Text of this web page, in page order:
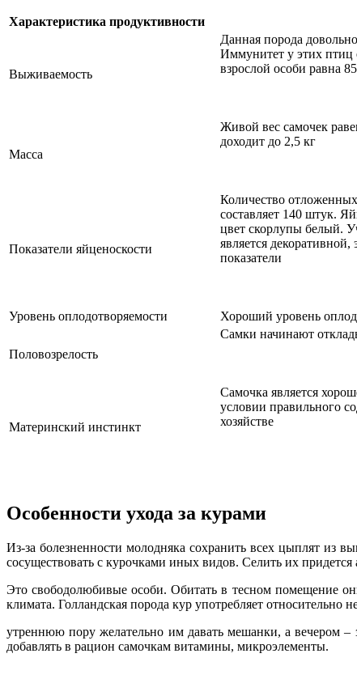
Характеристика продуктивности
Выживаемость
Данная порода
Иммунитет у этих птиц
взрослой особи равна
Масса
Живой вес самочек
доходит до 2,5 кг
Показатели яйценоскости
Количество
составляет 140 штук.
цвет скорлупы белый.
является декоративной,
показатели
Уровень оплодотворяемости Хороший уровень
Половозрелость
Самки начинают
Материнский инстинкт
Самочка является
условии правильного
хозяйстве
Особенности ухода за курами
Из-за болезненности молодняка сохранить всех цыплят из
сосуществовать с курочками иных видов. Селить их
Это свободолюбивые особи. Обитать в тесном помещение
климата. Голландская порода кур употребляет
утреннюю пору желательно им давать мешанки, а вечером –
добавлять в рацион самочкам витамины, микроэлементы.